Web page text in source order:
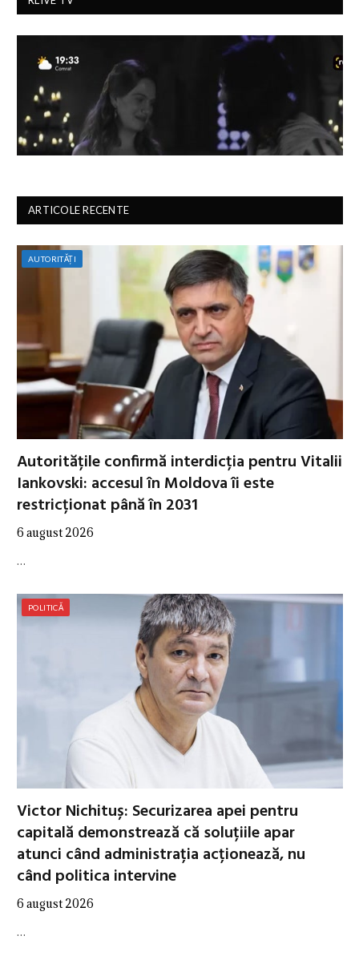
ARTICOLE RECENTE
AUTORITĂȚI
Autoritățile confirmă interdicția pentru Vitalii
Iankovski: accesul în Moldova îi este
restricționat până în 2031
6 august 2026
…
POLITICĂ
Victor Nichituș: Securizarea apei pentru
capitală demonstrează că soluțiile apar
atunci când administrația acționează, nu
când politica intervine
6 august 2026
…